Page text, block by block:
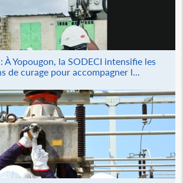
À Yopougon, la SODECI intensifie les
de curage pour accompagner l...